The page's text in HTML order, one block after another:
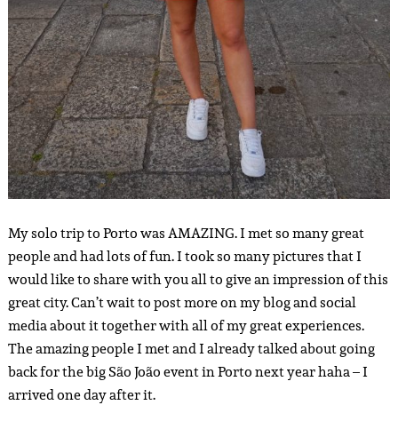
My solo trip to Porto was AMAZING. I met so many great
people and had lots of fun. I took so many pictures that I
would like to share with you all to give an impression of this
great city. Can’t wait to post more on my blog and social
media about it together with all of my great experiences.
The amazing people I met and I already talked about going
back for the big São João event in Porto next year haha – I
arrived one day after it.